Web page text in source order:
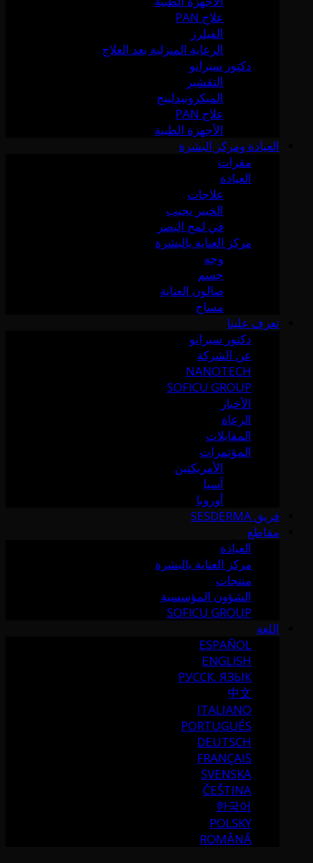
علاج PAN
الفيلرز
الرعاية المنزلية بعد العلاج
دكتور سيرانو
التقشير
الميكرونيدلينج
علاج PAN
الأجهزة الطبية
العيادة ومركز البشرة
مقرات
العيادة
علاجات
الخبير يجيب
في لمح البصر
مركز العناية بالبشرة
وجه
جسم
صالون العناية
مساج
تعرف علينا
دكتور سيرانو
عن الشركة
NANOTECH
SOFICU GROUP
الأخبار
الرعاة
المقابلات
المؤتمرات
الأمريكتين
آسيا
أوروبا
فريق SESDERMA
مقاطع
العيادة
مركز العناية بالبشرة
منتجات
الشؤون المؤسسية
SOFICU GROUP
اللغة
ESPAÑOL
ENGLISH
РУССК. ЯЗЫК
中文
ITALIANO
PORTUGUÉS
DEUTSCH
FRANÇAIS
SVENSKA
ČEŠTINA
한국어
POLSKY
ROMÂNĂ